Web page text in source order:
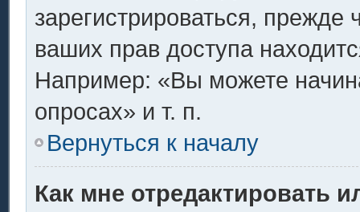
зарегистрироваться,
ваших прав доступа
Например: «Вы можете
опросах» и т. п.
Вернуться к началу
Как мне отредактировать